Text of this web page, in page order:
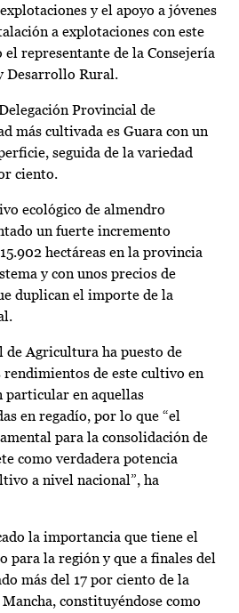
y el apoyo a jóvenes
a explotaciones con este
el representante de la Consejería
Desarrollo Rural.
Provincial de
más cultivada es Guara con un
seguida de la variedad
ciento.
ecológico de almendro
un fuerte incremento
hectáreas en la provincia
y con unos precios de
duplican el importe de la
de Agricultura ha puesto de
de este cultivo en
particular en aquellas
en regadío, por lo que “el
para la consolidación de
como verdadera potencia
a nivel nacional”, ha
la importancia que tiene el
para la región y que a finales del
más del 17 por ciento de la
constituyéndose como